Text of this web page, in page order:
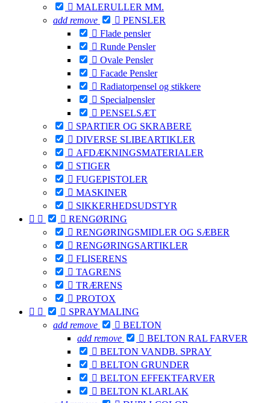
 MALERULLER MM.
add remove  PENSLER
 Flade pensler
 Runde Pensler
 Ovale Pensler
 Facade Pensler
 Radiatorpensel og stikkere
 Specialpensler
 PENSELSÆT
 SPARTlER OG SKRABERE
 DIVERSE SLIBEARTIKLER
 AFDÆKNINGSMATERIALER
 STIGER
 FUGEPISTOLER
 MASKINER
 SIKKERHEDSUDSTYR
   RENGØRING
 RENGØRINGSMIDLER OG SÆBER
 RENGØRINGSARTIKLER
 FLISERENS
 TAGRENS
 TRÆRENS
 PROTOX
   SPRAYMALING
add remove  BELTON
add remove  BELTON RAL FARVER
 BELTON VANDB. SPRAY
 BELTON GRUNDER
 BELTON EFFEKTFARVER
 BELTON KLARLAK